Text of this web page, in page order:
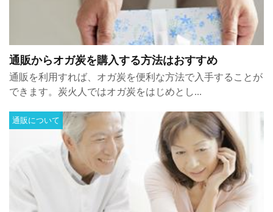
通販からオガ炭を購入する方法はおすすめ
通販を利用すれば、オガ炭を便利な方法で入手することが
できます。炭火人ではオガ炭をはじめとし...
通販について